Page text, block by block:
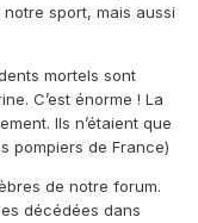
sport, mais aussi
mortels sont
C’est énorme ! La
Ils n’étaient que
pompiers de France)
de notre forum.
décédées dans